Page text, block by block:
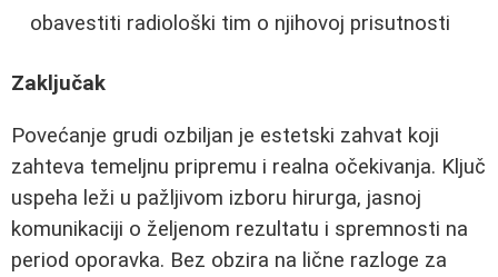
obavestiti radiološki tim o njihovoj prisutnosti
Zaključak
Povećanje grudi ozbiljan je estetski zahvat koji
zahteva temeljnu pripremu i realna očekivanja. Ključ
uspeha leži u pažljivom izboru hirurga, jasnoj
komunikaciji o željenom rezultatu i spremnosti na
period oporavka. Bez obzira na lične razloge za